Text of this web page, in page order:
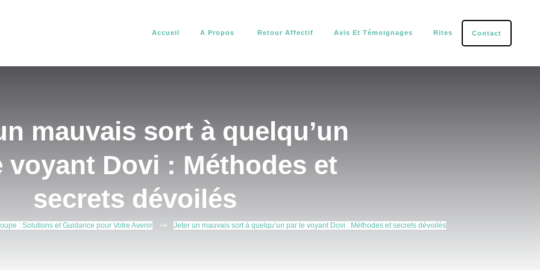
Accueil A Propos Retour Affectif Avis Et Témoignages Rites Contact
mauvais sort à quelqu’un
voyant Dovi : Méthodes et
secrets dévoilés
: Solutions et Guidance pour Votre Avenir Jeter un mauvais sort à quelqu’un par le voyant Dovi : Méthodes et secrets dévoilés